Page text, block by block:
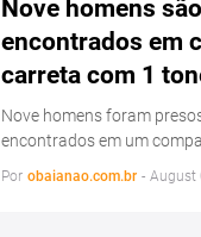
Nove homens
encontrados em
carreta com 1
Nove homens foram
encontrados em um
Por obaianao.com.br - August